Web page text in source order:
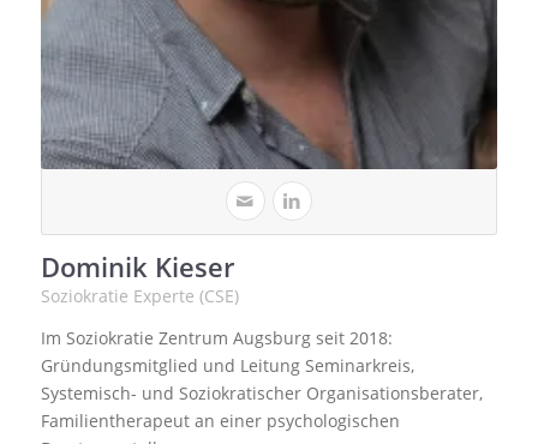
Dominik Kieser
Soziokratie Experte (CSE)
Im Soziokratie Zentrum Augsburg seit 2018:
Gründungsmitglied und Leitung Seminarkreis,
Systemisch- und Soziokratischer Organisationsberater,
Familientherapeut an einer psychologischen